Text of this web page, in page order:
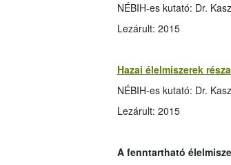
NÉBIH-es kutató: Dr.
Lezárult: 2015
Hazai élelmiszerek
NÉBIH-es kutató: Dr.
Lezárult: 2015
A fenntartható